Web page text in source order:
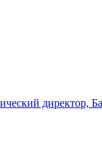
директор,